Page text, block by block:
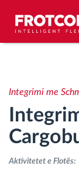
Analizat-e-
Monitorimi i
Integrimi me
Aktivitetet e Flotës: